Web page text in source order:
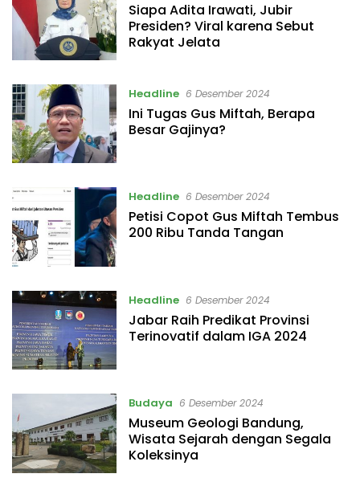
Siapa Adita Irawati, Jubir
Presiden? Viral karena Sebut
Rakyat Jelata
Headline 6 Desember 2024
Ini Tugas Gus Miftah, Berapa
Besar Gajinya?
Headline 6 Desember 2024
Petisi Copot Gus Miftah Tembus
200 Ribu Tanda Tangan
Headline 6 Desember 2024
Jabar Raih Predikat Provinsi
Terinovatif dalam IGA 2024
Budaya 6 Desember 2024
Museum Geologi Bandung,
Wisata Sejarah dengan Segala
Koleksinya